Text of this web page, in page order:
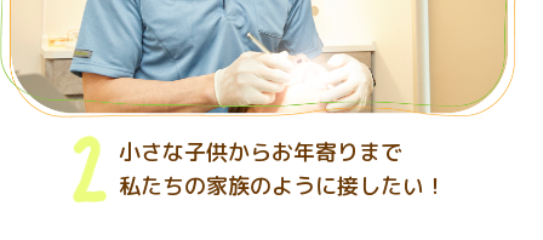
小さな子供からお年寄りまで
私たちの家族のように接したい！